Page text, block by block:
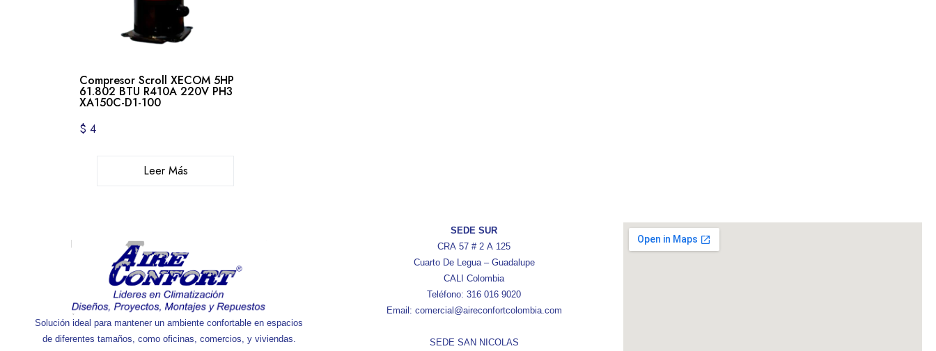
Compresor Scroll XECOM 5HP
61.802 BTU R410A 220V PH3
XA150C-D1-100
$ 4
Leer Más
Solución ideal para mantener un ambiente confortable en espacios
de diferentes tamaños, como oficinas, comercios, y viviendas.
SEDE SUR
CRA 57 # 2 A 125
Cuarto De Legua – Guadalupe
CALI Colombia
Teléfono: 316 016 9020
Email: comercial@aireconfortcolombia.com
SEDE SAN NICOLAS